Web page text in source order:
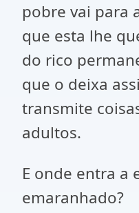
pobre vai para
que esta lhe
do rico
que o deixa
transmite
adultos.
E onde entra a
emaranhado?